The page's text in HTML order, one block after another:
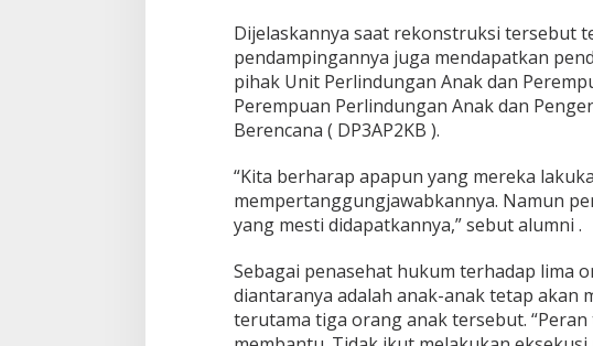
e
m
a
t
a
n
g
n
n
y
Dijelaskannya saat rekonstruksi tersebut
pendampingannya juga mendapatkan
pihak Unit Perlindungan Anak dan
Perempuan Perlindungan Anak dan
Berencana ( DP3AP2KB ).
“Kita berharap apapun yang mereka
mempertanggungjawabkannya. Namun
yang mesti didapatkannya,” sebut alumni .
Sebagai penasehat hukum terhadap lima
diantaranya adalah anak-anak tetap akan
terutama tiga orang anak tersebut.